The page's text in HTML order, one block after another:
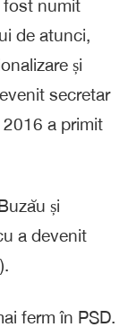
fost numit
de atunci,
și
secretar
2016 a primit
și
a devenit
ferm în PSD.